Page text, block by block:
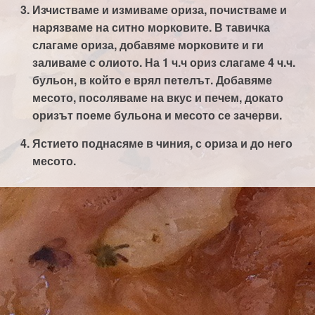
Изчистваме и измиваме ориза, почистваме и
нарязваме на ситно морковите. В тавичка
слагаме ориза, добавяме морковите и ги
заливаме с олиото. На 1 ч.ч ориз слагаме 4 ч.ч.
бульон, в който е врял петелът. Добавяме
месото, посоляваме на вкус и печем, докато
оризът поеме бульона и месото се зачерви.
Ястието поднасяме в чиния, с ориза и до него
месото.